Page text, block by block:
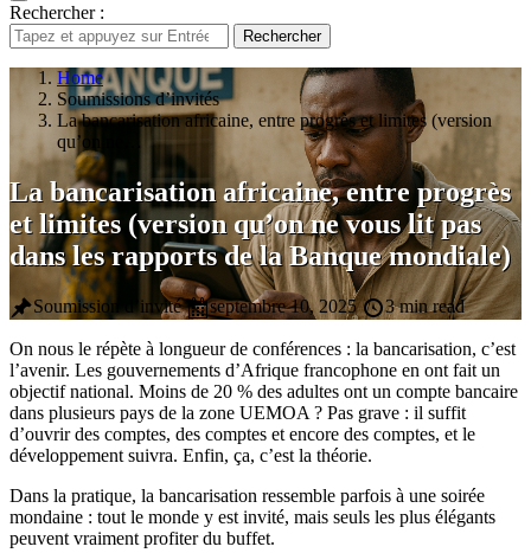
Rechercher :
Rechercher
Home
Soumissions d’invités
La bancarisation africaine, entre progrès et limites (version
qu’on ne…
La bancarisation africaine, entre progrès
et limites (version qu’on ne vous lit pas
dans les rapports de la Banque mondiale)
Soumission d’invité septembre 10, 2025 3 min read
On nous le répète à longueur de conférences : la bancarisation, c’est
l’avenir. Les gouvernements d’Afrique francophone en ont fait un
objectif national. Moins de 20 % des adultes ont un compte bancaire
dans plusieurs pays de la zone UEMOA ? Pas grave : il suffit
d’ouvrir des comptes, des comptes et encore des comptes, et le
développement suivra. Enfin, ça, c’est la théorie.
Dans la pratique, la bancarisation ressemble parfois à une soirée
mondaine : tout le monde y est invité, mais seuls les plus élégants
peuvent vraiment profiter du buffet.